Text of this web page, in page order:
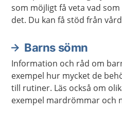
som möjligt få veta vad
det. Du kan få stöd från
Barns sömn
Information och råd om
exempel hur mycket de
till rutiner. Läs också om
exempel mardrömmar och